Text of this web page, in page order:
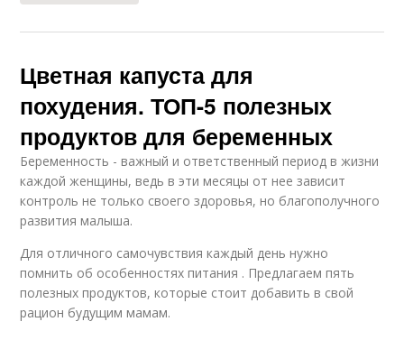
Цветная капуста для
похудения. ТОП-5 полезных
продуктов для беременных
Беременность - важный и ответственный период в жизни
каждой женщины, ведь в эти месяцы от нее зависит
контроль не только своего здоровья, но благополучного
развития малыша.
Для отличного самочувствия каждый день нужно
помнить об особенностях питания . Предлагаем пять
полезных продуктов, которые стоит добавить в свой
рацион будущим мамам.